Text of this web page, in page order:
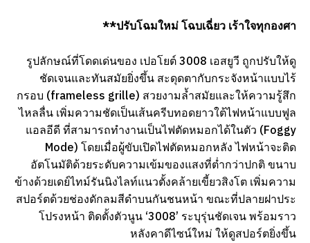
**ปรับโฉมใหม่ โฉบเฉี่ยว เร้าใจทุกองศา
รูปลักษณ์ที่โดดเด่นของ เปอโยต์ 3008 เอสยูวี ถูกปรับให้ดู
ชัดเจนและทันสมัยยิ่งขึ้น สะดุดตากับกระจังหน้าแบบไร้
กรอบ (frameless grille) สวยงามล้ำสมัยและให้ความรู้สึก
ไหลลื่น เพิ่มความชัดเป็นเส้นครีบทอดยาวใต้ไฟหน้าแบบฟูล
แอลอีดี ที่สามารถทำงานเป็นไฟตัดหมอกได้ในตัว (Foggy
Mode) โดยเมื่อผู้ขับเปิดไฟตัดหมอกหลัง ไฟหน้าจะติด
อัตโนมัติด้วยระดับความเข้มของแสงที่ต่ำกว่าปกติ ขนาบ
ข้างด้วยเดย์ไทม์รันนิงไลท์แนวตั้งคล้ายเขี้ยวสิงโต เพิ่มความ
สปอร์ตด้วยช่องดักลมสีดำบนกันชนหน้า ขณะที่ปลายฝาประ
โปรงหน้า ติดตั้งตัวนูน ‘3008’ ระบุรุ่นชัดเจน พร้อมราว
หลังคาดีไซน์ใหม่ ให้ดูสปอร์ตยิ่งขึ้น